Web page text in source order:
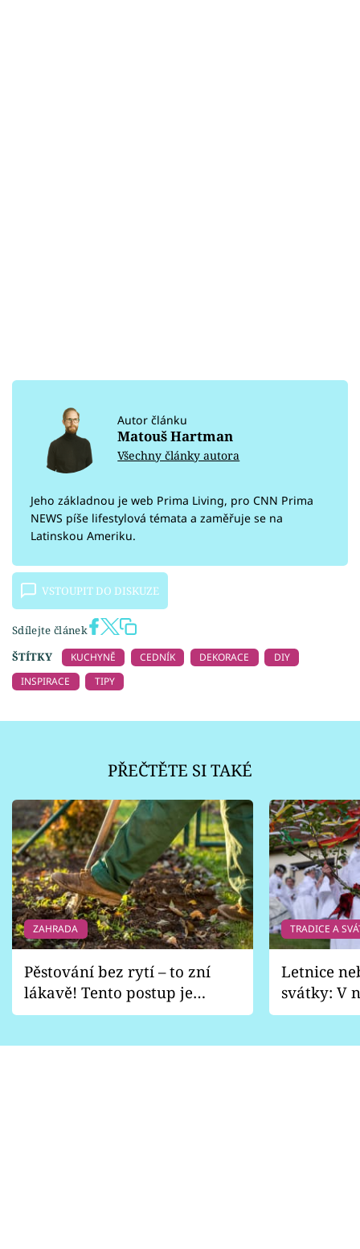
Autor článku
Matouš Hartman
Všechny články autora
Jeho základnou je web Prima Living, pro CNN Prima
NEWS píše lifestylová témata a zaměřuje se na
Latinskou Ameriku.
VSTOUPIT DO DISKUZE
Sdílejte článek
ŠTÍTKY
KUCHYNĚ CEDNÍK DEKORACE
DIY
INSPIRACE
TIPY
PŘEČTĚTE SI TAKÉ
ZAHRADA
Pěstování bez rytí – to zní
lákavě! Tento postup je
vhodný jen pro některé
TRADICE A
Letnice
svátky: V
pondělí